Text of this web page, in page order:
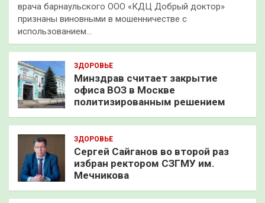
врача барнаульского ООО «КДЦ Добрый доктор»
признаны виновными в мошенничестве с
использованием…
ЗДОРОВЬЕ
Минздрав считает закрытие
офиса ВОЗ в Москве
политизированным решением
ЗДОРОВЬЕ
Сергей Сайганов во второй раз
избран ректором СЗГМУ им.
Мечникова